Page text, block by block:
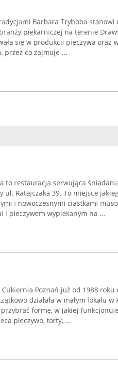
Barbara Tryboba
piekarniczej na terenie
się w produkcji pieczywa oraz
przez co zajmuje ...
to restauracja serwująca
ul. Ratajczaka 39. To miejsce
i nowoczesnymi ciastkami
i pieczywem wypiekanym na ...
Cukiernia Poznań już od 1988
działała w małym lokalu w
formę, w jakiej
pieczywo, torty, ...